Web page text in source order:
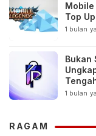
Top
1 bulan
Bukan
1 bulan
RAGAM